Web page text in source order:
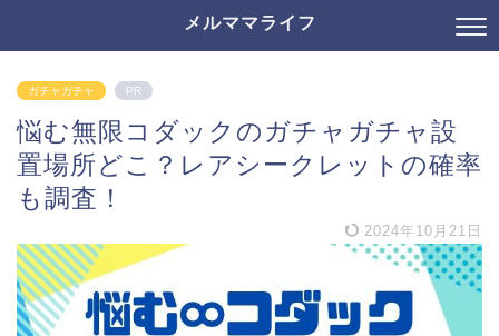
メルママライフ
ガチャガチャ PR
悩む無限コダックのガチャガチャ設
置場所どこ？レアシークレットの確率
も調査！
2024年10月21日